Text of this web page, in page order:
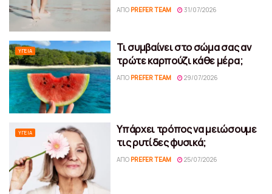
ΑΠΌ PREFER TEAM 31/07/2026
ΥΓΕΊΑ
Τι συμβαίνει στο σώμα σας αν
τρώτε καρπούζι κάθε μέρα;
ΑΠΌ PREFER TEAM 29/07/2026
ΥΓΕΊΑ
Υπάρχει τρόπος να μειώσουμε
τις ρυτίδες φυσικά;
ΑΠΌ PREFER TEAM 25/07/2026